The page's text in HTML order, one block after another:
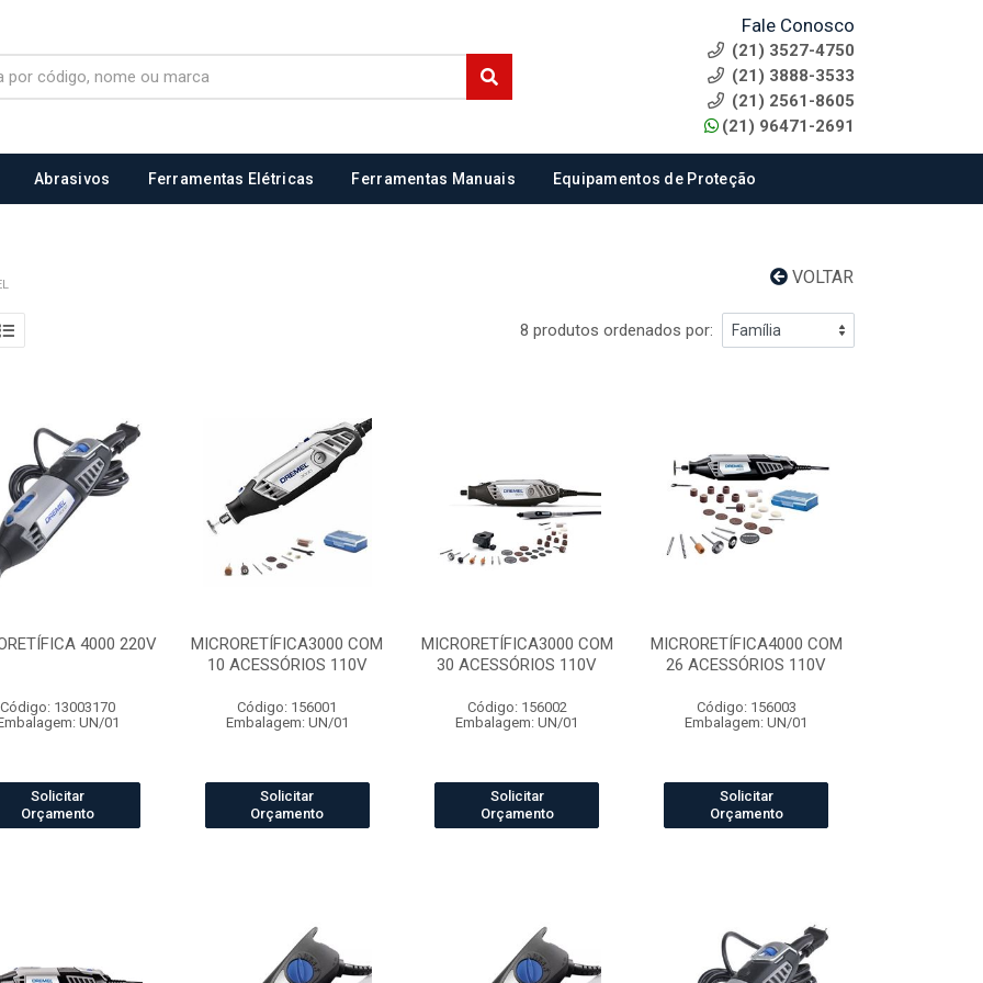
Fale Conosco
(21) 3527-4750
(21) 3888-3533
(21) 2561-8605
(21) 96471-2691
Abrasivos Ferramentas Elétricas Ferramentas Manuais Equipamentos de Proteção
VOLTAR
8 produtos ordenados por:
4000 220V
Código: 13003170
UN/01
Solicitar
Orçamento
MICRORETÍFICA3000 COM
10 ACESSÓRIOS 110V
Código: 156001
Embalagem: UN/01
Solicitar
Orçamento
MICRORETÍFICA3000 COM
30 ACESSÓRIOS 110V
Código: 156002
Embalagem: UN/01
Solicitar
Orçamento
MICRORETÍFICA4000 COM
26 ACESSÓRIOS 110V
Código: 156003
Embalagem: UN/01
Solicitar
Orçamento